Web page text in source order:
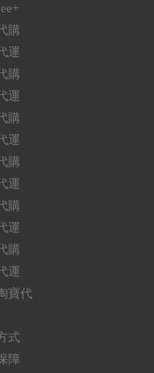
購
運
購
運
購
運
購
運
購
運
購
運
寶代
式
障